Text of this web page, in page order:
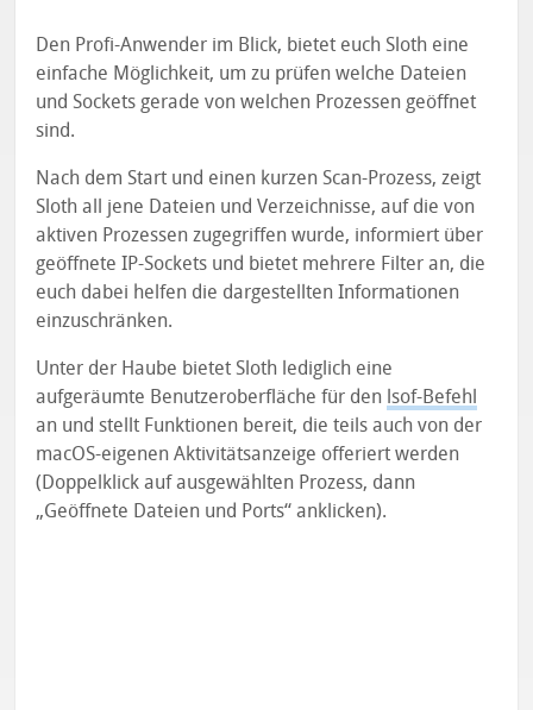
Den Profi-Anwender im Blick, bietet euch Sloth eine
einfache Möglichkeit, um zu prüfen welche Dateien
und Sockets gerade von welchen Prozessen geöffnet
sind.
Nach dem Start und einen kurzen Scan-Prozess, zeigt
Sloth all jene Dateien und Verzeichnisse, auf die von
aktiven Prozessen zugegriffen wurde, informiert über
geöffnete IP-Sockets und bietet mehrere Filter an, die
euch dabei helfen die dargestellten Informationen
einzuschränken.
Unter der Haube bietet Sloth lediglich eine
aufgeräumte Benutzeroberfläche für den lsof-Befehl
an und stellt Funktionen bereit, die teils auch von der
macOS-eigenen Aktivitätsanzeige offeriert werden
(Doppelklick auf ausgewählten Prozess, dann
„Geöffnete Dateien und Ports“ anklicken).